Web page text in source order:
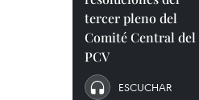
tercer pleno del
Comité Central del
PCV
ESCUCHAR